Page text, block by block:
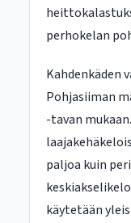
perhokelan
Kahdenkäden
Pohjasiiman
-tavan
paljoa kuin
käytetään